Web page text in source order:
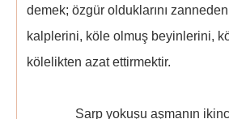
demek; özgür olduklarını
kalplerini, köle olmuş beyinlerini,
kölelikten azat ettirmektir.
Sarp yokuşu aşmanın ikinci